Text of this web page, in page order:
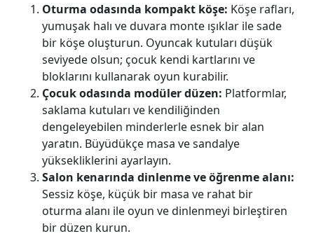
Oturma odasında kompakt köşe: Köşe rafları,
yumuşak halı ve duvara monte ışıklar ile sade
bir köşe oluşturun. Oyuncak kutuları düşük
seviyede olsun; çocuk kendi kartlarını ve
bloklarını kullanarak oyun kurabilir.
Çocuk odasında modüler düzen: Platformlar,
saklama kutuları ve kendiliğinden
dengeleyebilen minderlerle esnek bir alan
yaratın. Büyüdükçe masa ve sandalye
yüksekliklerini ayarlayın.
Salon kenarında dinlenme ve öğrenme alanı:
Sessiz köşe, küçük bir masa ve rahat bir
oturma alanı ile oyun ve dinlenmeyi birleştiren
bir düzen kurun.